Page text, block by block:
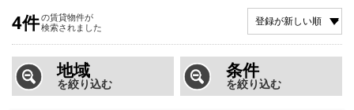
積水ハウス Sha Maison 特集 (奈良北部、木津川
市)
積水ハウス Sha Maison 特集 (奈良南部)
4件の賃貸物件が
検索されました
地域
を絞り込む
条件
を絞り込む